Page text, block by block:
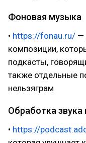
Фоновая музыка
• https://fonau.ru/ —
композиции,
подкасты,
также отдельные
нельзяграм
Обработка звука
• https://